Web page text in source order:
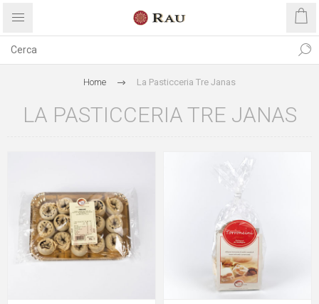
Home La Pasticceria Tre Janas
LA PASTICCERIA TRE JANAS